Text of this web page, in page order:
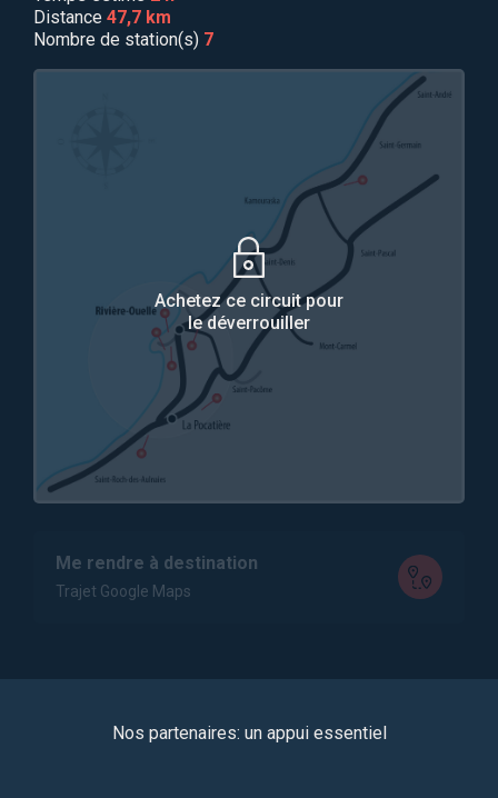
Distance 47,7 km
Nombre de station(s) 7
Achetez ce circuit pour
le déverrouiller
Me rendre à destination
Trajet Google Maps
Nos partenaires: un appui essentiel